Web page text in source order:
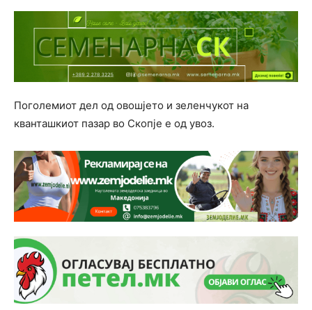
Поголемиот дел од овошјето и зеленчукот на
кванташкиот пазар во Скопје е од увоз.